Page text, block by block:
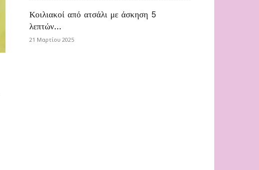
Κοιλιακοί από ατσάλι με άσκηση 5
λεπτών…
21 Μαρτίου 2025